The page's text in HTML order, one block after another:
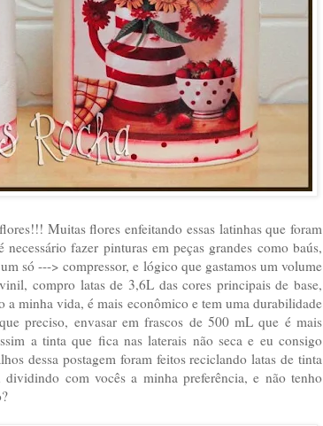
Muitas flores enfeitando essas latinhas que foram
fazer pinturas em peças grandes como baús,
só ---> compressor, e lógico que gastamos um volume
compro latas de 3,6L das cores principais de base,
a minha vida, é mais econômico e tem uma durabilidade
preciso, envasar em frascos de 500 mL que é mais
a tinta que fica nas laterais não seca e eu consigo
dessa postagem foram feitos reciclando latas de tinta
com vocês a minha preferência, e não tenho